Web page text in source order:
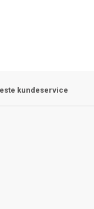
kundeservice